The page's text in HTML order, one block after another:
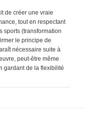
de créer une vraie
tout en respectant
sports (transformation
le principe de
nécessaire suite à
peut-être même
gardant de la flexibilité